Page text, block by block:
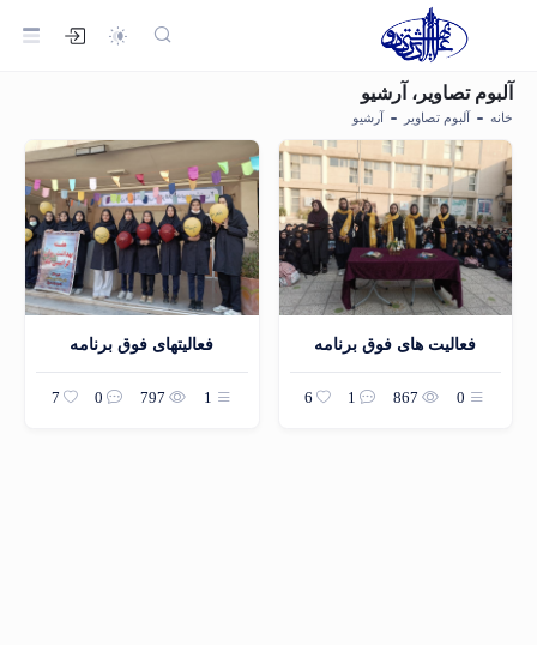
آلبوم تصاویر، آرشیو
خانه آلبوم تصاویر آرشیو
فعالیت های فوق برنامه
0
867
1
6
فعالیتهای فوق برنامه
1
797
0
7